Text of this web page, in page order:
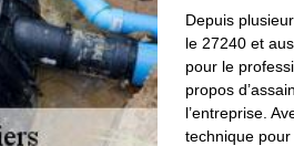
Depuis
le 27240 et
pour le
propos
l’entreprise.
technique pour